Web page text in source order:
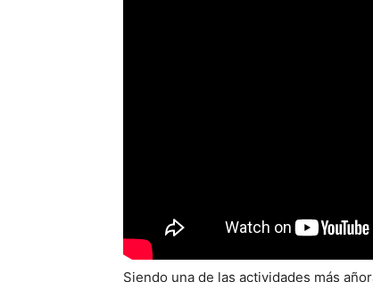
Siendo una de las actividades más